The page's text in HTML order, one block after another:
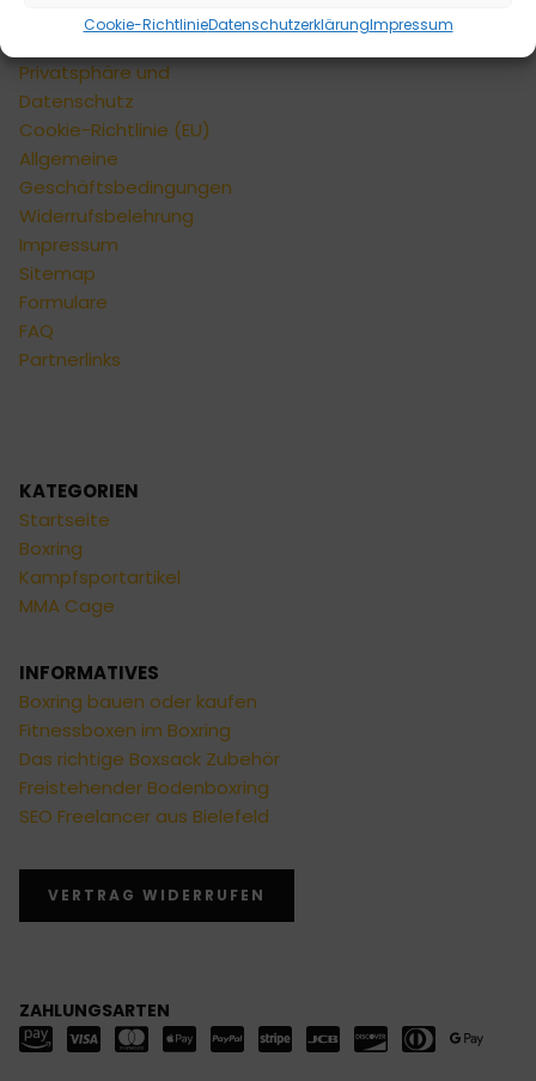
Cookie-RichtlinieDatenschutzerklärungImpressum
Versandarten
Privatsphäre und
Datenschutz
Cookie-Richtlinie (EU)
Allgemeine
Geschäftsbedingungen
Widerrufsbelehrung
Impressum
Sitemap
Formulare
FAQ
Partnerlinks
KATEGORIEN
Startseite
Boxring
Kampfsportartikel
MMA Cage
INFORMATIVES
Boxring bauen oder kaufen
Fitnessboxen im Boxring
Das richtige Boxsack Zubehör
Freistehender Bodenboxring
SEO Freelancer aus Bielefeld
VERTRAG WIDERRUFEN
ZAHLUNGSARTEN